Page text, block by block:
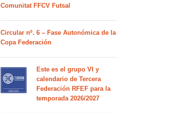
Comunitat FFCV Futsal
Circular nº. 6 – Fase Autonómica de la
Copa Federación
Este es el grupo VI y
calendario de Tercera
Federación RFEF para la
temporada 2026/2027